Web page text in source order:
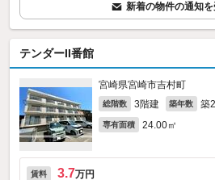
新着の物件の通知
テンダーII番館
宮崎県宮崎市吉村町
総階数 3階建 築年数 築
専有面積 24.00㎡
賃料 3.7万円